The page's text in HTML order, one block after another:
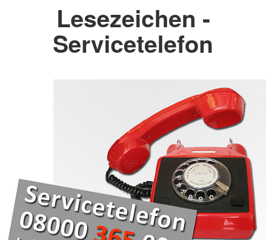
Lesezeichen -
Servicetelefon